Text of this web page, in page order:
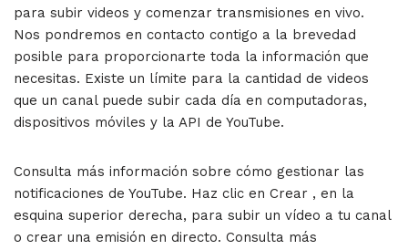
para subir videos y comenzar transmisiones en vivo.
Nos pondremos en contacto contigo a la brevedad
posible para proporcionarte toda la información que
necesitas. Existe un límite para la cantidad de videos
que un canal puede subir cada día en computadoras,
dispositivos móviles y la API de YouTube.
Consulta más información sobre cómo gestionar las
notificaciones de YouTube. Haz clic en Crear , en la
esquina superior derecha, para subir un vídeo a tu canal
o crear una emisión en directo. Consulta más